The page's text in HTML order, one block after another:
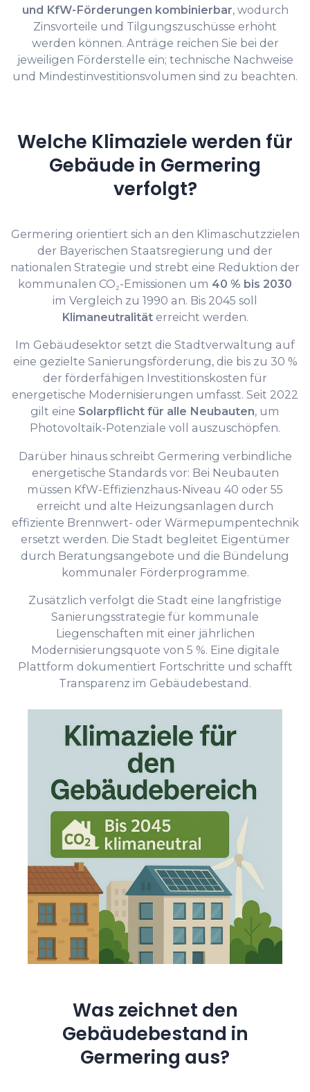
und KfW-Förderungen kombinierbar, wodurch
Zinsvorteile und Tilgungszuschüsse erhöht
werden können. Anträge reichen Sie bei der
jeweiligen Förderstelle ein; technische Nachweise
und Mindestinvestitionsvolumen sind zu beachten.
Welche Klimaziele werden für
Gebäude in Germering
verfolgt?
Germering orientiert sich an den Klimaschutzzielen
der Bayerischen Staatsregierung und der
nationalen Strategie und strebt eine Reduktion der
kommunalen CO₂-Emissionen um 40 % bis 2030
im Vergleich zu 1990 an. Bis 2045 soll
Klimaneutralität erreicht werden.
Im Gebäudesektor setzt die Stadtverwaltung auf
eine gezielte Sanierungsförderung, die bis zu 30 %
der förderfähigen Investitionskosten für
energetische Modernisierungen umfasst. Seit 2022
gilt eine Solarpflicht für alle Neubauten, um
Photovoltaik-Potenziale voll auszuschöpfen.
Darüber hinaus schreibt Germering verbindliche
energetische Standards vor: Bei Neubauten
müssen KfW-Effizienzhaus-Niveau 40 oder 55
erreicht und alte Heizungsanlagen durch
effiziente Brennwert- oder Wärmepumpentechnik
ersetzt werden. Die Stadt begleitet Eigentümer
durch Beratungsangebote und die Bündelung
kommunaler Förderprogramme.
Zusätzlich verfolgt die Stadt eine langfristige
Sanierungsstrategie für kommunale
Liegenschaften mit einer jährlichen
Modernisierungsquote von 5 %. Eine digitale
Plattform dokumentiert Fortschritte und schafft
Transparenz im Gebäudebestand.
Was zeichnet den
Gebäudebestand in
Germering aus?